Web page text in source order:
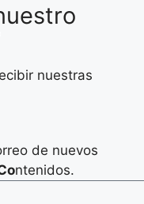
nuestras
de nuevos
ntenidos.